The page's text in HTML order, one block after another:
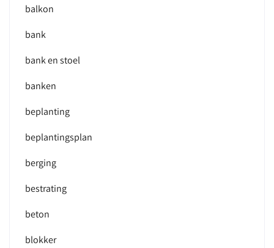
balkon
bank
bank en stoel
banken
beplanting
beplantingsplan
berging
bestrating
beton
blokker